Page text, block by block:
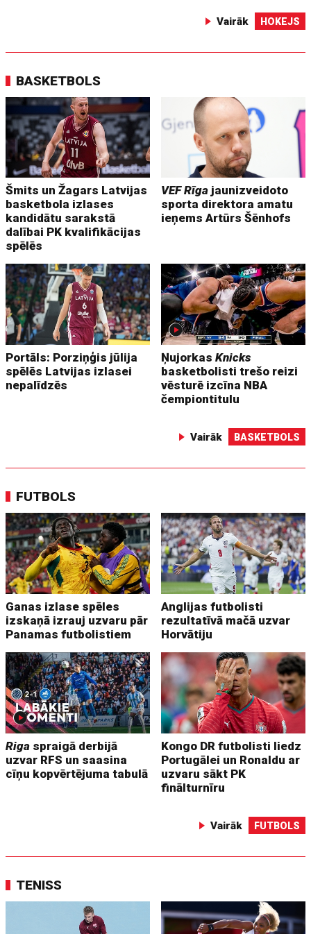
Vairāk HOKEJS
BASKETBOLS
Šmits un Žagars Latvijas
basketbola izlases
kandidātu sarakstā
dalībai PK kvalifikācijas
spēlēs
VEF Rīga jaunizveidoto
sporta direktora amatu
ieņems Artūrs Šēnhofs
Portāls: Porziņģis jūlija
spēlēs Latvijas izlasei
nepalīdzēs
ŅujorkasKnicks
basketbolisti trešo reizi
vēsturē izcīna NBA
čempiontitulu
Vairāk BASKETBOLS
FUTBOLS
Ganas izlase spēles
izskaņā izrauj uzvaru pār
Panamas futbolistiem
Anglijas futbolisti
rezultatīvā mačā uzvar
Horvātiju
Riga spraigā derbijā
uzvar RFS un saasina
cīņu kopvērtējuma tabulā
Kongo DR futbolisti liedz
Portugālei un Ronaldu ar
uzvaru sākt PK
finālturnīru
Vairāk FUTBOLS
TENISS